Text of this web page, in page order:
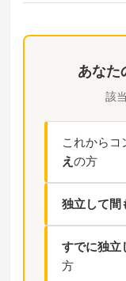
あなた
該
これから
えの方
独立して間
すでに独立
方